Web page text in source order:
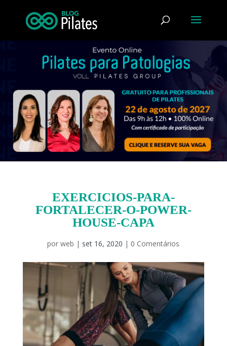
EXERCICIOS-PARA-
FORTALECER-O-POWER-
HOUSE-CAPA
porweb | set 16, 2020 | 0 Comentários